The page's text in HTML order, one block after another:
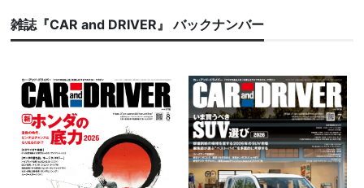
雑誌『CAR and DRIVER』 バックナンバー